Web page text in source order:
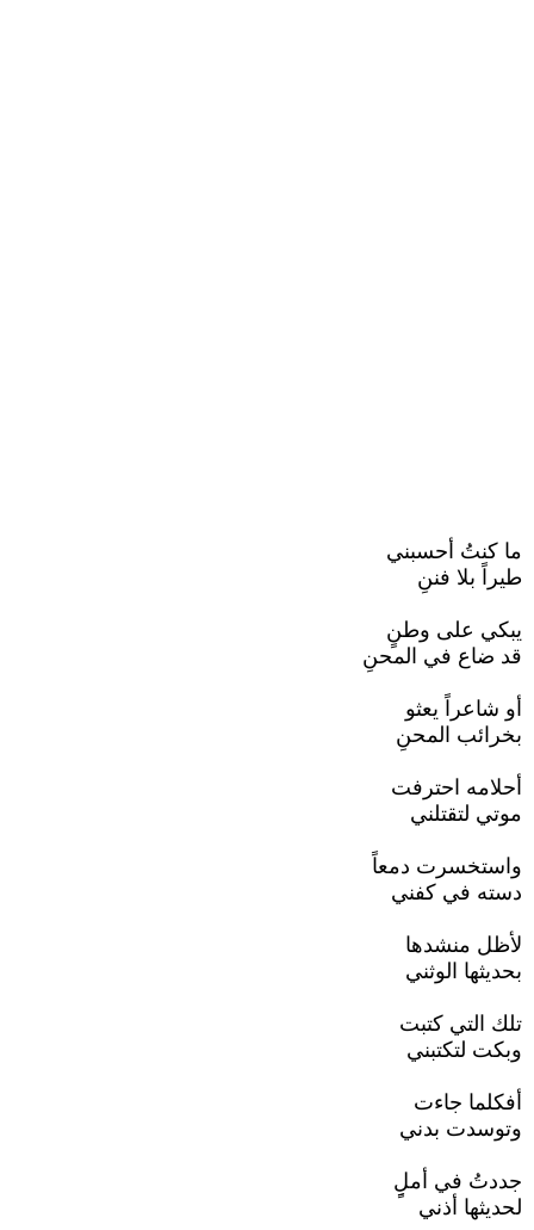
ما كنتُ أحسبني
طيراً بلا فننِ
يبكي على وطنٍ
قد ضاع في المحنِ
أو شاعراً يعثو
بخرائب المحنِ
أحلامه احترفت
موتي لتقتلني
واستخسرت دمعاً
دسته في كفني
لأظل منشدها
بحديثها الوثني
تلك التي كتبت
وبكت لتكتبني
أفكلما جاءت
وتوسدت بدني
جددتُ في أملٍِ
لحديثها أذني